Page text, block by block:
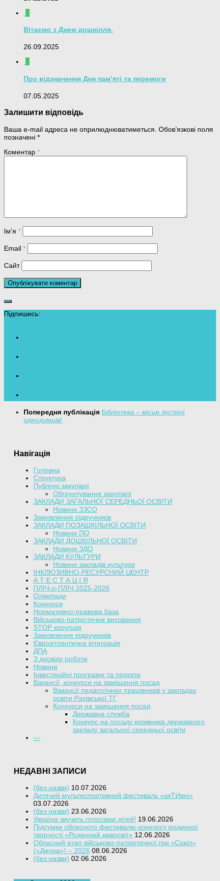
0
Вітаємо з Днем дошкілля.
26.09.2025
0
Про відзначення Дня пам’яті та перемоги
07.05.2025
Залишити відповідь
Ваша e-mail адреса не оприлюднюватиметься. Обов’язкові поля
позначені *
Коментар *
Ім'я *
Email *
Сайт
Підпишись:
Попередня публікація Бібліотека – місце зустрічі
однодумців!
Навігація
Головна
Структура
Публічні закупівлі
Обгрунтування закупівлі
ЗАКЛАДИ ЗАГАЛЬНОЇ СЕРЕДНЬОЇ ОСВІТИ
Новини ЗЗСО
Замовлення підручників
ЗАКЛАДИ ПОЗАШКІЛЬНОЇ ОСВІТИ
Новини ПО
ЗАКЛАДИ ДОШКІЛЬНОЇ ОСВІТИ
Новини ЗДО
ЗАКЛАДИ КУЛЬТУРИ
Новини закладів культури
ІНКЛЮЗИВНО-РЕСУРСНИЙ ЦЕНТР
А Т Е С Т А Ц І Я
ПЛІЧ-о-ПЛІЧ 2025-2026
Олімпіади
Конкурси
Нормативно-правова база
Військово-патріотичне виховання
STOP корупція
Замовлення підручників
Євроатлантична інтеграція
ДПА
З досвіду роботи
Новини
Інвестиційні програми та проєкти
Вакансії, конкурси на заміщення посад
Вакансії педагогічних працівників у закладах
освіти Рахівської ТГ
Конкурси на заміщення посад
Державна служба
Конкурс на посаду керівника державного
закладу загальної середньої освіти
—
НЕДАВНІ ЗАПИСИ
(без назви) 10.07.2026
Дитячий мультиспортивний фестиваль «акТИвні»
03.07.2026
(без назви) 23.06.2026
Україна звучить голосами дітей! 19.06.2026
Підсумки обласного фестивалю-конкурсу родинної
творчості «Родинний дивосвіт» 12.06.2026
Обласний етап військово-патріотичної гри «Сокіл»
(«Джура») – 2026 08.06.2026
(без назви) 02.06.2026